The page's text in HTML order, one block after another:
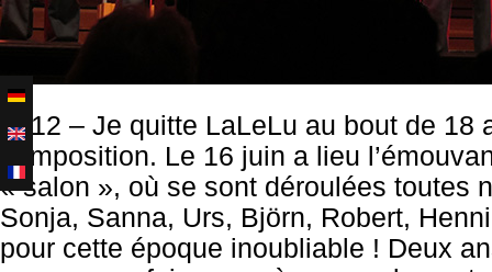
2012 – Je quitte LaLeLu au bout de 18
composition. Le 16 juin a lieu
« salon », où se sont déroulées toutes
Sonja, Sanna, Urs, Björn, Robert,
pour cette époque inoubliable ! Deux